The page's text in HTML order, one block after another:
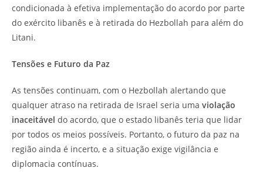
condicionada à efetiva implementação do acordo por parte
do exército libanês e à retirada do Hezbollah para além do
Litani.
Tensões e Futuro da Paz
As tensões continuam, com o Hezbollah alertando que
qualquer atraso na retirada de Israel seria uma violação
inaceitável do acordo, que o estado libanês teria que lidar
por todos os meios possíveis. Portanto, o futuro da paz na
região ainda é incerto, e a situação exige vigilância e
diplomacia contínuas.